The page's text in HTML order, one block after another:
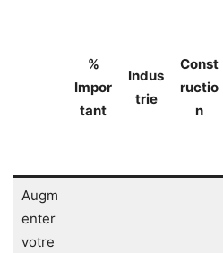
%
Impor
tant
Indus
trie
Const
ructio
n
Augm
enter
votre